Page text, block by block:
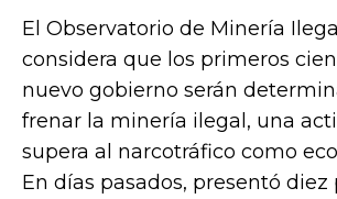
El Observatorio de Minería
considera que los primeros
nuevo gobierno serán
frenar la minería ilegal, una
supera al narcotráfico como
En días pasados, presentó diez